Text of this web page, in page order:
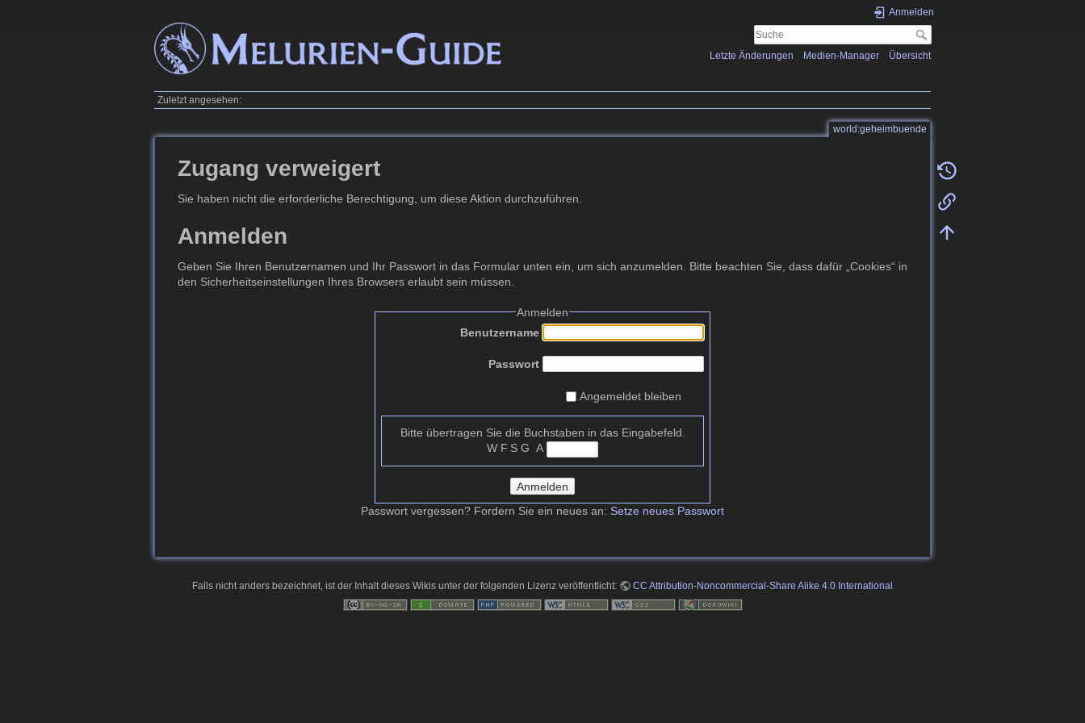
Anmelden
Letzte Änderungen Medien-Manager Übersicht
Zuletzt angesehen:
world:geheimbuende
Zugang verweigert
Sie haben nicht die erforderliche Berechtigung, um diese Aktion durchzuführen.
Anmelden
Geben Sie Ihren Benutzernamen und Ihr Passwort in das Formular unten ein, um sich anzumelden. Bitte beachten Sie, dass dafür „Cookies“ in
den Sicherheitseinstellungen Ihres Browsers erlaubt sein müssen.
Anmelden
Benutzername
Passwort
Angemeldet bleiben
Bitte übertragen Sie die Buchstaben in das Eingabefeld.
W F S​ G A
Anmelden
Passwort vergessen? Fordern Sie ein neues an: Setze neues Passwort
Falls nicht anders bezeichnet, ist der Inhalt dieses Wikis unter der folgenden Lizenz veröffentlicht: CC Attribution-Noncommercial-Share Alike 4.0 International